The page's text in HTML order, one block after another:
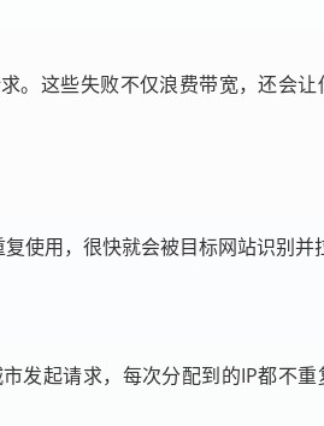
。这些失败不仅浪费带宽，还会
使用，很快就会被目标网站识别并
发起请求，每次分配到的IP都不